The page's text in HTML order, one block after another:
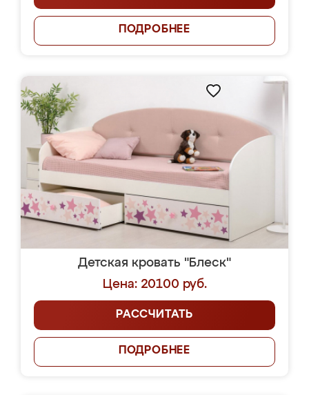
ПОДРОБНЕЕ
Детская кровать "Блеск"
Цена: 20100 руб.
РАССЧИТАТЬ
ПОДРОБНЕЕ